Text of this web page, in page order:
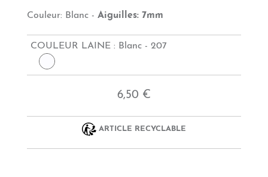
Couleur: Blanc - Aiguilles: 7mm
COULEUR LAINE : Blanc - 207
6,50 €
ARTICLE RECYCLABLE